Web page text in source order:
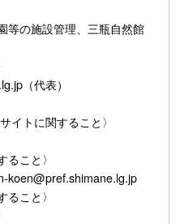
等の施設管理、三瓶自然館
（代表）
トに関すること〉
こと〉
こと〉